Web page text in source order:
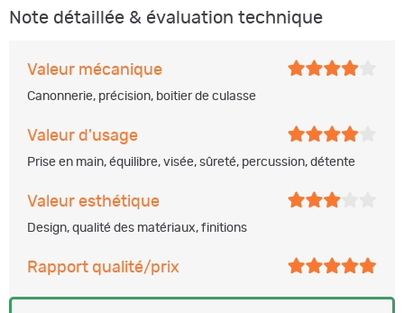
Note détaillée & évaluation technique
Valeur mécanique
Canonnerie, précision, boitier de culasse
Valeur d'usage
Prise en main, équilibre, visée, sûreté, percussion, détente
Valeur esthétique
Design, qualité des matériaux, finitions
Rapport qualité/prix